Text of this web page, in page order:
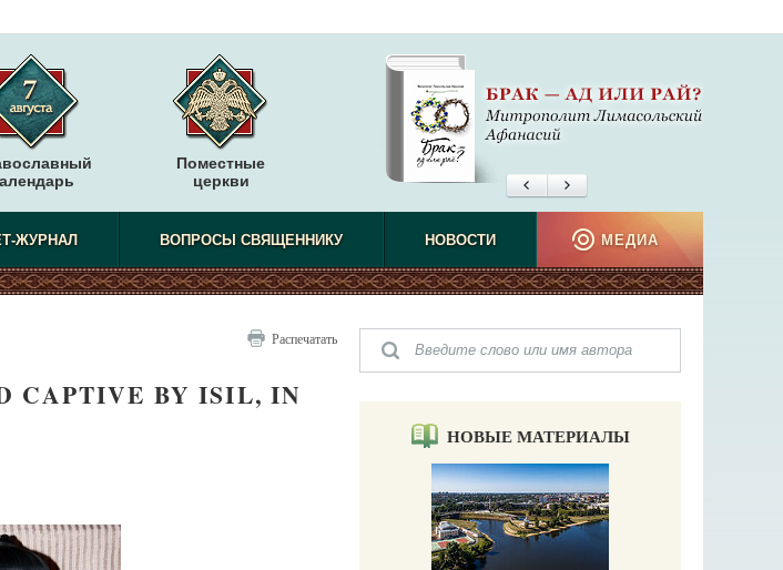
Поместные
церкви
ЖУРНАЛ ВОПРОСЫ СВЯЩЕННИКУ НОВОСТИ МЕДИА
Распечатать
CAPTIVE BY ISIL, IN
НОВЫЕ МАТЕРИАЛЫ